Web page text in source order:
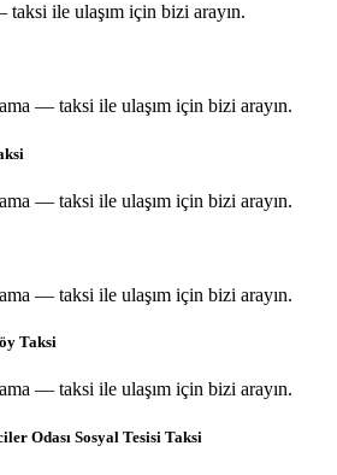
ile ulaşım için bizi arayın.
— taksi ile ulaşım için bizi arayın.
— taksi ile ulaşım için bizi arayın.
— taksi ile ulaşım için bizi arayın.
Taksi
— taksi ile ulaşım için bizi arayın.
Odası Sosyal Tesisi Taksi